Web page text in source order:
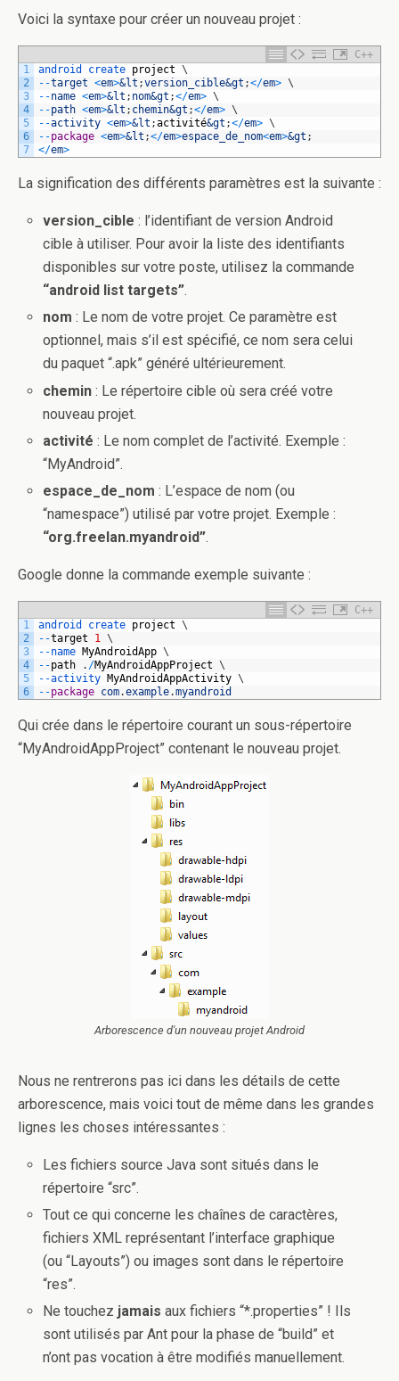
Voici la syntaxe pour créer un nouveau projet :
C++
1
2
3
4
5
6
7
android create project \
--target <em>&lt ;version_cible&gt ;</em> \
--name <em>&lt ; nom&gt ;</em> \
--path <em>&lt ; chemin&gt ;</em> \
--activity <em>&lt ;activité&gt ;</em> \
--package <em>&lt ;</em>espace_de_nom<em>&gt ;
</em>
La signification des différents paramètres est la suivante :
version_cible : l’identifiant de version Android
cible à utiliser. Pour avoir la liste des identifiants
disponibles sur votre poste, utilisez la commande
“android list targets”.
nom : Le nom de votre projet. Ce paramètre est
optionnel, mais s’il est spécifié, ce nom sera celui
du paquet “.apk” généré ultérieurement.
chemin : Le répertoire cible où sera créé votre
nouveau projet.
activité : Le nom complet de l’activité. Exemple :
“MyAndroid”.
espace_de_nom : L’espace de nom (ou
“namespace”) utilisé par votre projet. Exemple :
“org.freelan.myandroid”.
Google donne la commande exemple suivante :
C++
1
2
3
4
5
6
android create project \
--target 1 \
--name MyAndroidApp \
--path . /MyAndroidAppProject \
--activity MyAndroidAppActivity \
--package com.example.myandroid
Qui crée dans le répertoire courant un sous-répertoire
“MyAndroidAppProject” contenant le nouveau projet.
Arborescence d'un nouveau projet Android
Nous ne rentrerons pas ici dans les détails de cette
arborescence, mais voici tout de même dans les grandes
lignes les choses intéressantes :
Les fichiers source Java sont situés dans le
répertoire “src”.
Tout ce qui concerne les chaînes de caractères,
fichiers XML représentant l’interface graphique
(ou “Layouts”) ou images sont dans le répertoire
“res”.
Ne touchez jamais aux fichiers “*.properties” ! Ils
sont utilisés par Ant pour la phase de “build” et
n’ont pas vocation à être modifiés manuellement.